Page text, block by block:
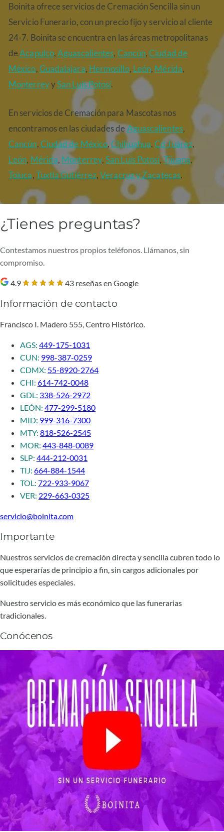
Boinita ofrece servicios de Cremación Sencilla sin un
Servicio Funerario, con un precio fijo y servicio al cliente
24-7. Boinita se encuentra en las áreas metropolitanas
deAcapulco,Aguascalientes, Cancún,Ciudad de
México,Guadalajara, Hermosillo, León, Mérida,
MonterreyySan Luis Potosí.
En servicios de Cremación para Mascotas nos
encontramos en las ciudades deAguascalientes,
Cancún,Ciudad de México,Chihuahua,Cd Juárez,
León, Mérida, Monterrey,San Luis Potosí,Tijuana,
Toluca,Tuxtla Gutiérrez,Veracruzy Zacatecas.
¿Tienes preguntas?
Contestamos nuestros propios teléfonos. Llámanos, sin
compromiso.
4.9 43 reseñas en Google
Información de contacto
Francisco I. Madero 555, Centro Histórico.
AGS: 449-175-1031
CUN: 998-387-0259
CDMX: 55-8920-2764
CHI: 614-742-0048
GDL: 338-526-2972
LEÓN: 477-299-5180
MID: 999-316-7300
MTY: 818-526-2545
MOR: 443-848-0089
SLP: 444-212-0031
TIJ: 664-884-1544
TOL: 722-933-9067
VER: 229-663-0325
servicio@boinita.com
Importante
Nuestros servicios de cremación directa y sencilla cubren todo lo
que esperarías de principio a fin, sin cargos adicionales por
solicitudes especiales.
Nuestro servicio es más económico que las funerarias
tradicionales.
Conócenos